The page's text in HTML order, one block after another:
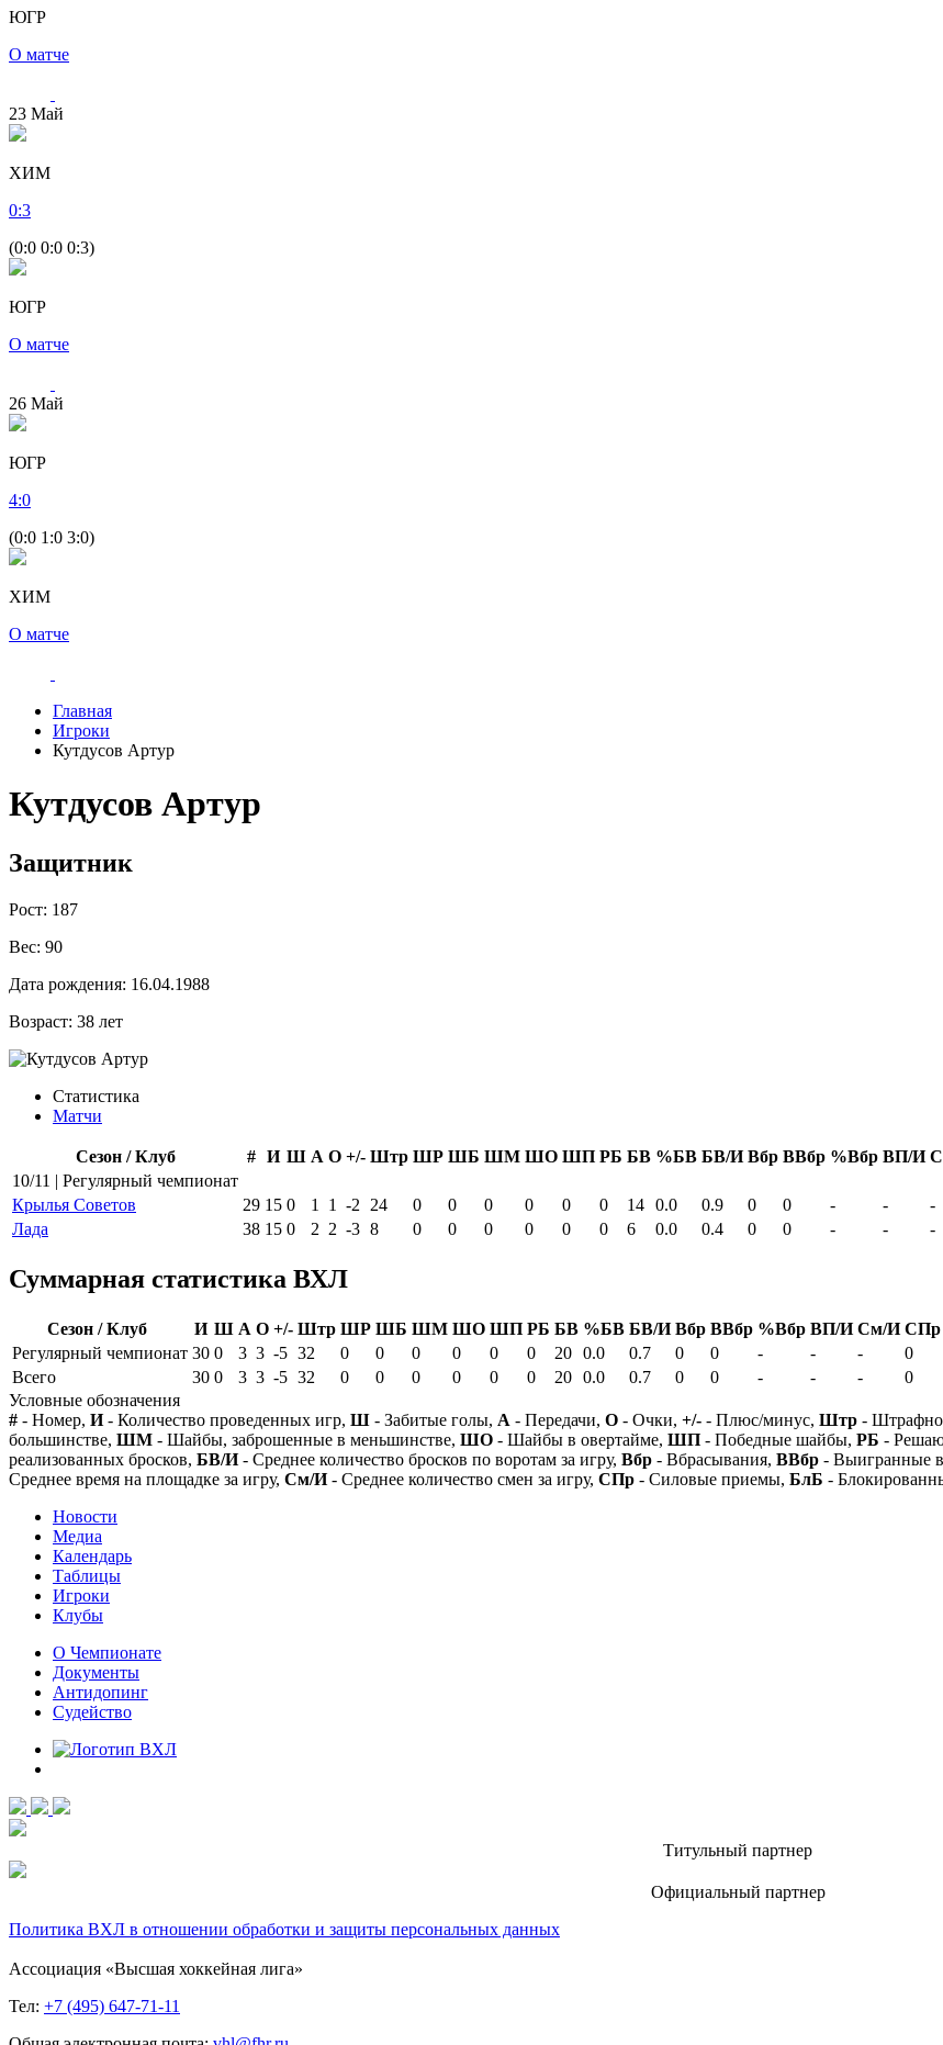
ЮГР
О матче
23 Май
ХИМ
0:3
(0:0 0:0 0:3)
ЮГР
О матче
26 Май
ЮГР
4:0
(0:0 1:0 3:0)
ХИМ
О матче
Главная
Игроки
Кутдусов Артур
Кутдусов Артур
Защитник
Рост: 187
Вес: 90
Дата рождения: 16.04.1988
Возраст: 38 лет
Статистика
Матчи
Сезон / Клуб # И Ш А О +/- Штр ШР ШБ ШМ ШО ШП РБ БВ %БВ БВ/И Вбр ВВбр %Вбр ВП/И
10/11 | Регулярный чемпионат
Крылья Советов
29 15 0 1 1 -2 24 0 0 0 0 0 0 14 0.0 0.9 0 0 - - -
Лада
38 15 0 2 2 -3 8 0 0 0 0 0 0 6 0.0 0.4 0 0 - - -
Суммарная статистика ВХЛ
Сезон / Клуб И Ш А О +/- Штр ШР ШБ ШМ ШО ШП РБ БВ %БВ БВ/И Вбр ВВбр %Вбр ВП/И См/И СПр
Регулярный чемпионат 30 0 3 3 -5 32 0 0 0 0 0 0 20 0.0 0.7 0 0 - - - 0
Всего
30 0 3 3 -5 32 0 0 0 0 0 0 20 0.0 0.7 0 0 - - - 0
Условные обозначения
# - Номер, И- Количество проведенных игр, Ш - Забитые голы, А - Передачи, О - Очки, +/- - Плюс/минус, Штр -
большинстве, ШМ - Шайбы, заброшенные в меньшинстве, ШО - Шайбы в овертайме, ШП - Победные шайбы, РБ -
реализованных бросков, БВ/И- Среднее количество бросков по воротам за игру, Вбр - Вбрасывания, ВВбр - Выигранные
Среднее время на площадке за игру, См/И- Среднее количество смен за игру, СПр - Силовые приемы, БлБ -
Новости
Медиа
Календарь
Таблицы
Игроки
Клубы
О Чемпионате
Документы
Антидопинг
Судейство
Титульный партнер
Официальный партнер
Политика ВХЛ в отношении обработки и защиты персональных данных
Ассоциация «Высшая хоккейная лига»
Тел: +7 (495) 647-71-11